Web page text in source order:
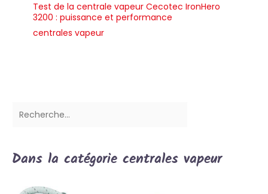
Test de la centrale vapeur Cecotec IronHero
3200 : puissance et performance
centrales vapeur
Dans la catégorie centrales vapeur